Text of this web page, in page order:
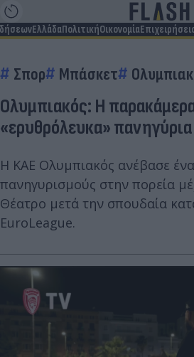
ΕλλάδαΠολιτικήΟικονομία
Σπορ Μπάσκετ
Ολυμπιακός: Η
«ερυθρόλευκα»
Η ΚΑΕ Ολυμπιακός ανέβασε
πανηγυρισμούς στην πορεία
Θέατρο μετά την σπουδαία
EuroLeague.